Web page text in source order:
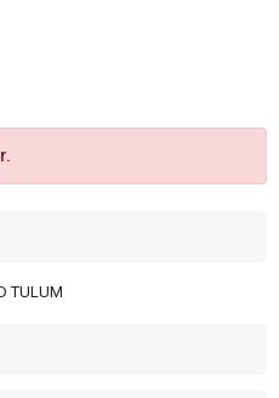
TULUM